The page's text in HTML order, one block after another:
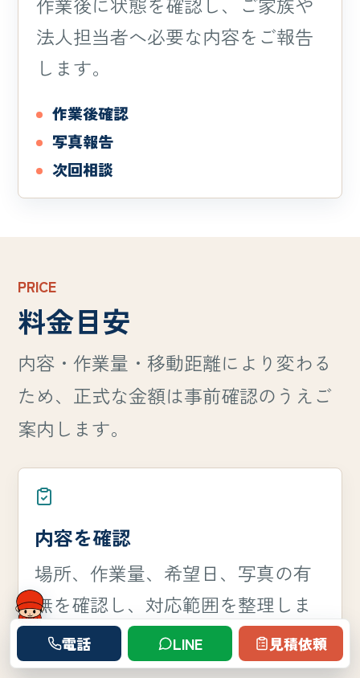
法人担当者へ必要な内容をご報告
します。
作業後確認
写真報告
次回相談
PRICE
料金目安
内容・作業量・移動距離により変わる
ため、正式な金額は事前確認のうえご
案内します。
内容を確認
場所、作業量、希望日、写真の有
無を確認し、対応範囲を整理しま
す。電話 LINE 見積依頼